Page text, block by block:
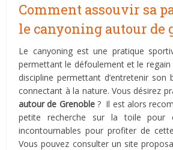
Comment assouvir sa
le canyoning autour de
Le canyoning est une pratique
permettant le défoulement et le regain
discipline permettant d’entretenir
connectant à la nature. Vous désirez
autour de Grenoble? Il est alors
petite recherche sur la toile pour
incontournables pour profiter de
Vous pouvez consulter un site